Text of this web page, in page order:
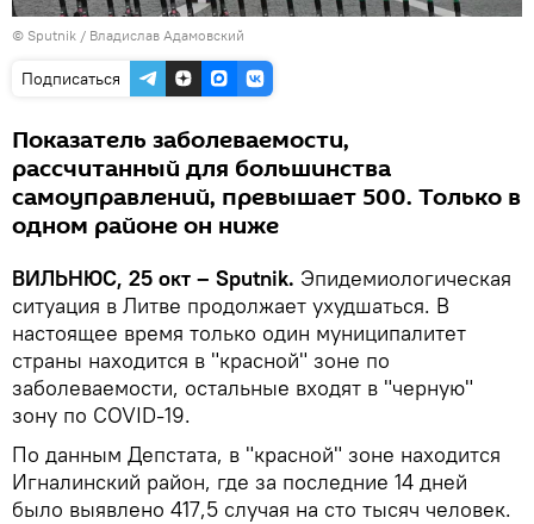
© Sputnik / Владислав Адамовский
Подписаться
Показатель заболеваемости,
рассчитанный для большинства
самоуправлений, превышает 500. Только в
одном районе он ниже
ВИЛЬНЮС, 25 окт – Sputnik. Эпидемиологическая
ситуация в Литве продолжает ухудшаться. В
настоящее время только один муниципалитет
страны находится в "красной" зоне по
заболеваемости, остальные входят в "черную"
зону по COVID-19.
По данным Депстата, в "красной" зоне находится
Игналинский район, где за последние 14 дней
было выявлено 417,5 случая на сто тысяч человек.